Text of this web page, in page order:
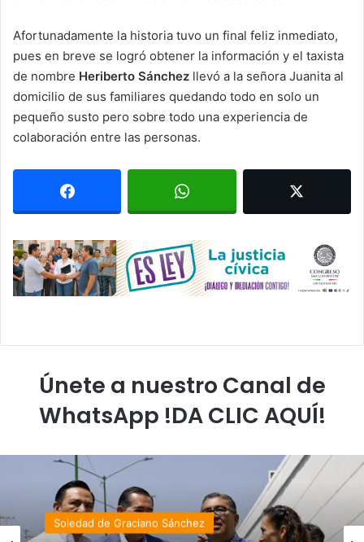
Afortunadamente la historia tuvo un final feliz inmediato,
pues en breve se logró obtener la información y el taxista
de nombre Heriberto Sánchez llevó a la señora Juanita al
domicilio de sus familiares quedando todo en solo un
pequeño susto pero sobre todo una experiencia de
colaboración entre las personas.
Únete a nuestro Canal de
WhatsApp !DA CLIC AQUÍ!
Soledad de Graciano Sánchez